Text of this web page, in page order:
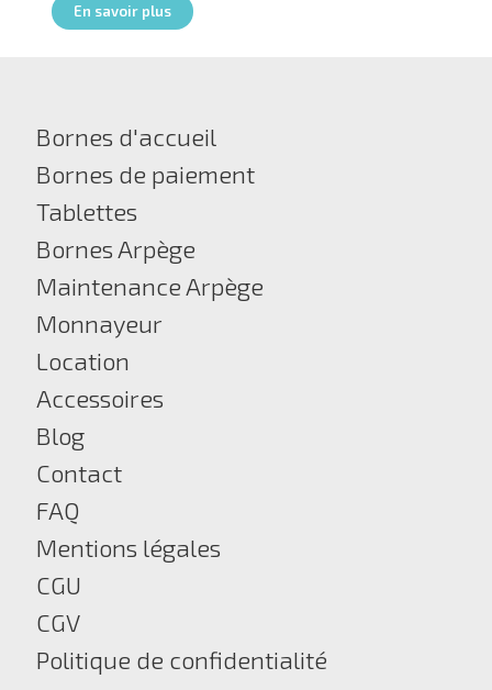
En savoir plus
Bornes d'accueil
Bornes de paiement
Tablettes
Bornes Arpège
Maintenance Arpège
Monnayeur
Location
Accessoires
Blog
Contact
FAQ
Mentions légales
CGU
CGV
Politique de confidentialité